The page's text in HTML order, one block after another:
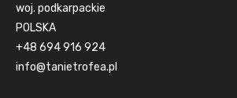
woj. podkarpackie
POLSKA
+48 694 916 924
info@tanietrofea.pl